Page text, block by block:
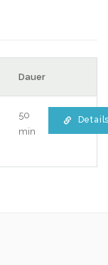
Dauer
50
min